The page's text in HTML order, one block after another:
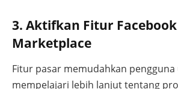
3. Aktifkan Fitur Facebook
Marketplace
Fitur pasar memudahkan
mempelajari lebih lanjut tentang